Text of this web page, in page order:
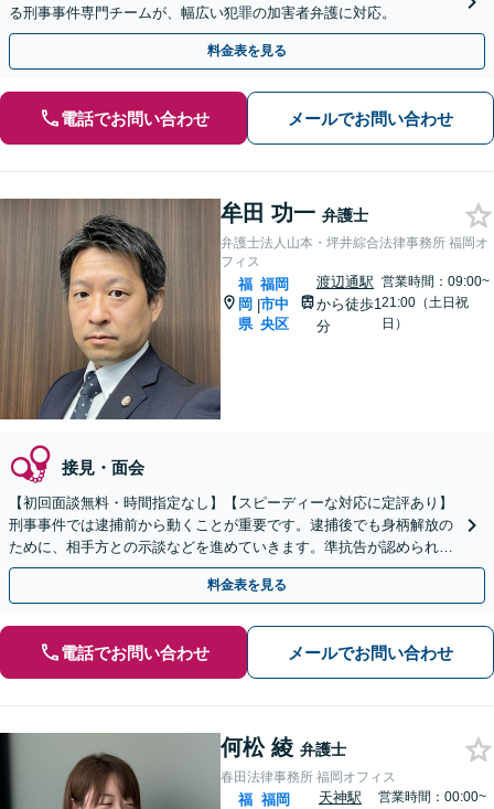
る刑事事件専門チームが、幅広い犯罪の加害者弁護に対応。
料金表を見る
電話でお問い合わせ メールでお問い合わせ
牟田 功一 弁護士
弁護士法人山本・坪井綜合法律事務所 福岡オ
フィス
福
岡
県
|
福岡
市中
央区
渡辺通駅
から徒歩1
分
営業時間：09:00~
21:00（土日祝
日）
接見・面会
【初回面談無料・時間指定なし】【スピーディーな対応に定評あり】
刑事事件では逮捕前から動くことが重要です。逮捕後でも身柄解放の
ために、相手方との示談などを進めていきます。準抗告が認められた
ケースあり。【土日祝・夜間早朝も対応】
料金表を見る
電話でお問い合わせ メールでお問い合わせ
何松 綾 弁護士
春田法律事務所 福岡オフィス
福 福岡
天神駅
営業時間：00:00~